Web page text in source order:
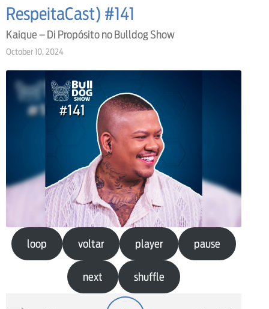
RespeitaCast) #141
Kaique – Di Propósito no Bulldog Show
October 10, 2024
loop voltar player pause
next shuffle